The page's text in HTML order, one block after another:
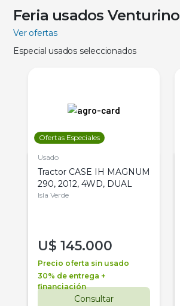
Feria usados Venturino
Ver ofertas
Especial usados seleccionados
Ofertas Especiales
Usado
Tractor CASE IH MAGNUM
290, 2012, 4WD, DUAL
Isla Verde
U$ 145.000
Precio oferta sin usado
30% de entrega +
financiación
Consultar